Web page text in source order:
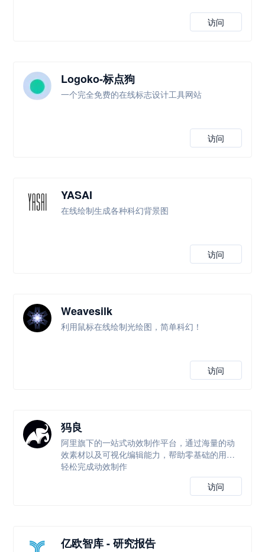
访问
Logoko-标点狗
一个完全免费的在线标志设计工具网站
访问
YASAI
在线绘制生成各种科幻背景图
访问
Weavesilk
利用鼠标在线绘制光绘图，简单科幻！
访问
犸良
阿里旗下的一站式动效制作平台，通过海量的动
效素材以及可视化编辑能力，帮助零基础的用户
轻松完成动效制作
访问
亿欧智库 - 研究报告